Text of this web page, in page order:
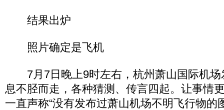
结果出炉
照片确定是飞机
7月7日晚上9时左右，杭州萧山国际机场
息不胫而走，各种猜测、传言四起。让事情
一直声称“没有发布过萧山机场不明飞行物的